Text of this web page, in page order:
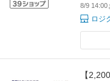
8/9 14:00
ロジ
【